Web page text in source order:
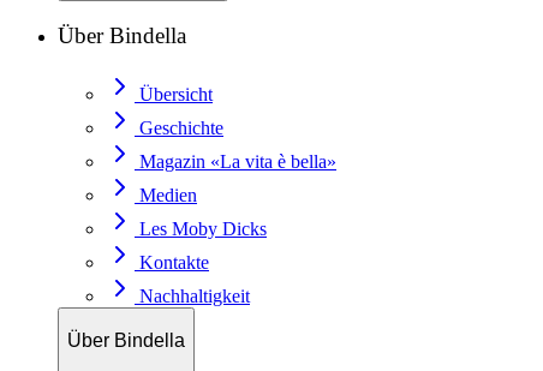
Über Bindella
Übersicht
Geschichte
Magazin «La vita è bella»
Medien
Les Moby Dicks
Kontakte
Nachhaltigkeit
Über Bindella